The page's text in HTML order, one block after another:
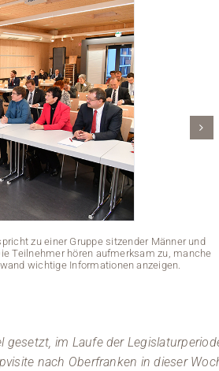
zu einer Gruppe sitzender Männer und
Teilnehmer hören aufmerksam zu, manche
wichtige Informationen anzeigen.
gesetzt, im Laufe der
nach Oberfranken in dieser